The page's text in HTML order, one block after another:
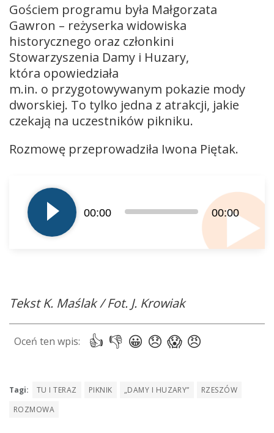
Gościem programu była Małgorzata
Gawron – reżyserka widowiska
historycznego oraz członkini
Stowarzyszenia Damy i Huzary,
która opowiedziała
m.in. o przygotowywanym pokazie mody
dworskiej. To tylko jedna z atrakcji, jakie
czekają na uczestników pikniku.
Rozmowę przeprowadziła Iwona Piętak.
plików
dźwiękowych
00:00 00:00
Tekst K. Maślak / Fot. J. Krowiak
Tagi: TU I TERAZ PIKNIK „DAMY I HUZARY”
RZESZÓW
ROZMOWA